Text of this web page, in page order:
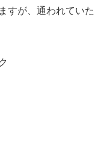
すが、通われていた